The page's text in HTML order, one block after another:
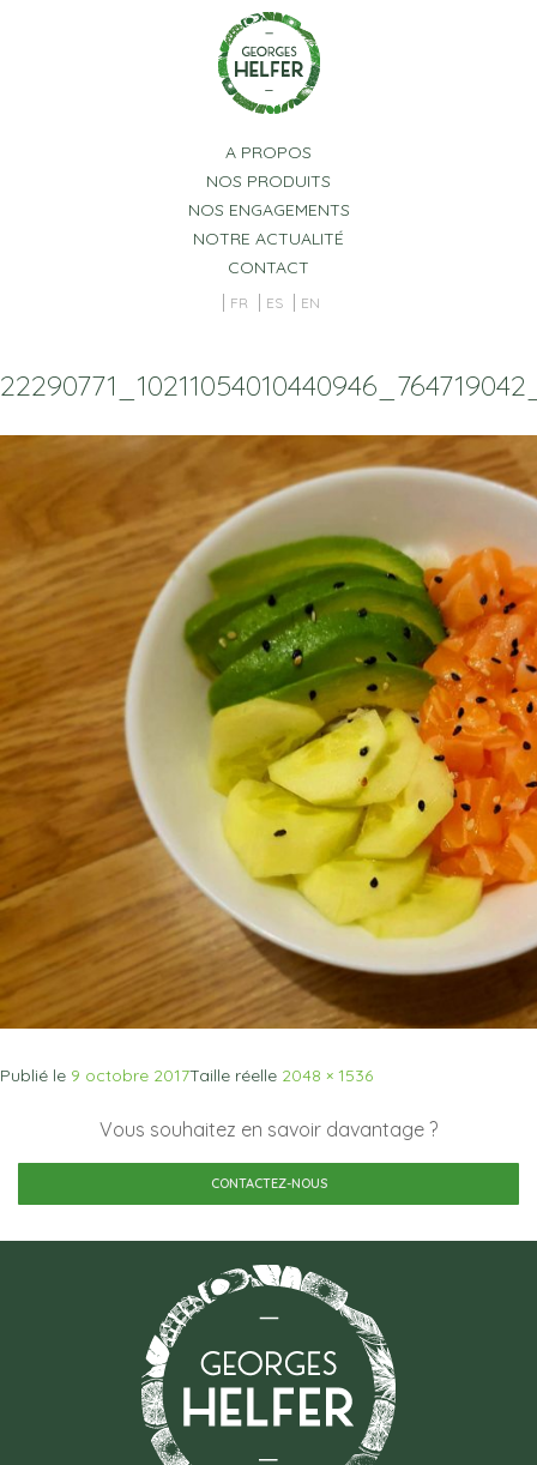
A PROPOS
NOS PRODUITS
NOS ENGAGEMENTS
NOTRE ACTUALITÉ
CONTACT
FR ES EN
Publié le 9 octobre 2017Taille réelle 2048 × 1536
Vous souhaitez en savoir davantage ?
CONTACTEZ-NOUS
Panneau de gestion des cookies